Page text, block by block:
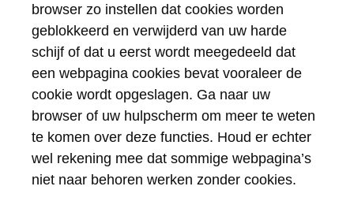
browser zo instellen dat cookies worden
geblokkeerd en verwijderd van uw harde
schijf of dat u eerst wordt meegedeeld dat
een webpagina cookies bevat vooraleer de
cookie wordt opgeslagen. Ga naar uw
browser of uw hulpscherm om meer te weten
te komen over deze functies. Houd er echter
wel rekening mee dat sommige webpagina’s
niet naar behoren werken zonder cookies.